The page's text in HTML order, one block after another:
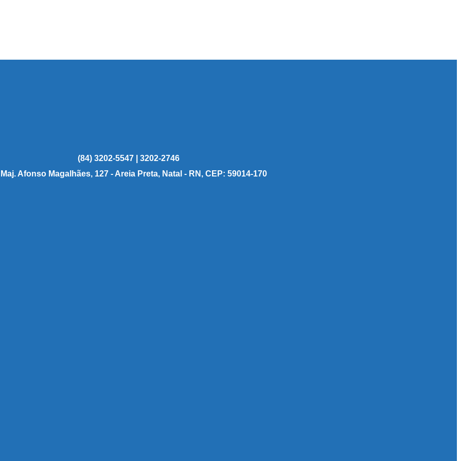
(84) 3202-5547 | 3202-2746
Afonso Magalhães, 127 - Areia Preta, Natal - RN, CEP: 59014-170